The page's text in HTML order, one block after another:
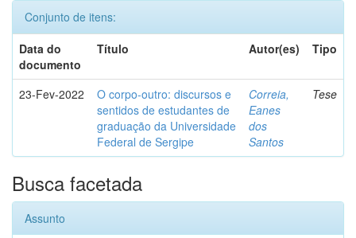
Conjunto de itens:
Data do
documento
Título Autor(es) Tipo
23-Fev-2022
O corpo-outro: discursos e
sentidos de estudantes de
graduação da Universidade
Federal de Sergipe
Correia,
Eanes
dos
Santos
Tese
Busca facetada
Assunto